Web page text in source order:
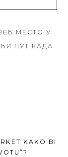
МЕСТО У
ПУТ КАДА
KAKO BI